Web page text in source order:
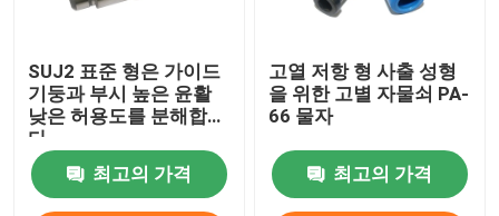
주입 조형
SUJ2 표준 형은 가이드
기둥과 부시 높은 윤활
낮은 허용도를 분해합니
다
최고의 가격
고열 저항 형 사출 성형
을 위한 고별 자물쇠 PA-
66 물자
최고의 가격